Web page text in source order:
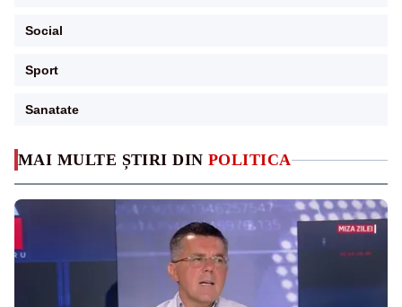
MAI MULTE ȘTIRI DIN POLITICA
Social
Sport
Sanatate